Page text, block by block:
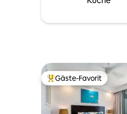
Beliebter Gäste-Favorit.
Gäste-Favorit